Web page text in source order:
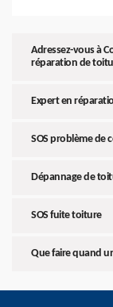
Adressez-vous à
réparation de
Expert en
SOS problème de
Dépannage de
SOS fuite toiture
Que faire quand